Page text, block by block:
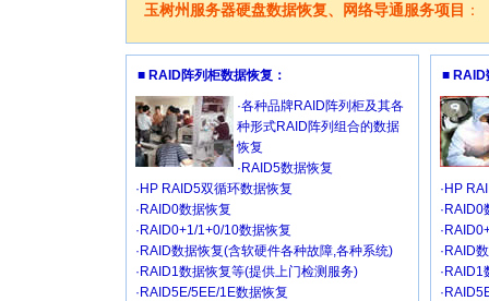
玉树州服务器硬盘数据恢复、网络导通服务项目 ：
■ RAID阵列柜数据恢复：
·各种品牌RAID阵列柜及其各
种形式RAID阵列组合的数据
恢复
·RAID5数据恢复
·HP RAID5双循环数据恢复
·RAID0数据恢复
·RAID0+1/1+0/10数据恢复
·RAID数据恢复(含软硬件各种故障,各种系统)
·RAID1数据恢复等(提供上门检测服务)
·RAID5E/5EE/1E数据恢复
■ RAID
·HP
·RAID0
·RAID